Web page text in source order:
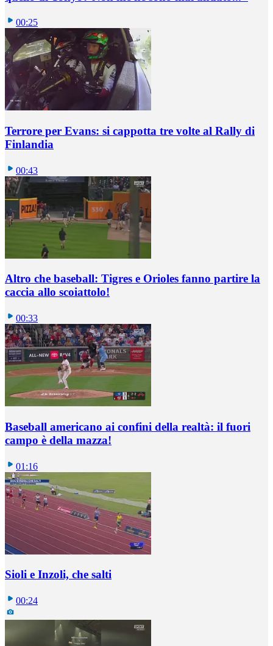
00:25
Terrore per Evans: si cappotta tre volte al Rally di
Finlandia
00:43
Altro che baseball: Tigres e Orioles fanno partire la
caccia allo scoiattolo!
00:33
Baseball americano ai confini della realtà: il fuori
campo è della mazza!
01:16
Sioli e Inzoli, che salti
00:24